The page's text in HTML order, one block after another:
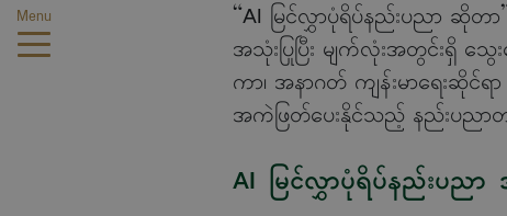
Menu
“AI မြင်လွှာပုံရိပ်နည်းပညာ ဆိုတ
အသုံးပြုပြီး မျက်လုံးအတွင်းရှိ သွ
ကာ၊ အနာဂတ် ကျန်းမာရေးဆိုင်ရ
အကဲဖြတ်ပေးနိုင်သည့် နည်းပညာတ
AI မြင်လွှာပုံရိပ်နည်းပည